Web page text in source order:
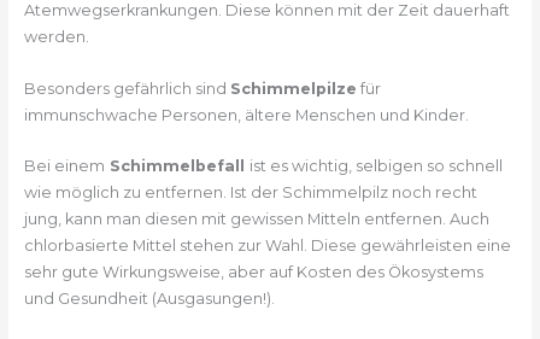
Atemwegserkrankungen. Diese können mit der Zeit dauerhaft
werden.
Besonders gefährlich sind Schimmelpilze für
immunschwache Personen, ältere Menschen und Kinder.
Bei einem Schimmelbefall ist es wichtig, selbigen so schnell
wie möglich zu entfernen. Ist der Schimmelpilz noch recht
jung, kann man diesen mit gewissen Mitteln entfernen. Auch
chlorbasierte Mittel stehen zur Wahl. Diese gewährleisten eine
sehr gute Wirkungsweise, aber auf Kosten des Ökosystems
und Gesundheit (Ausgasungen!).